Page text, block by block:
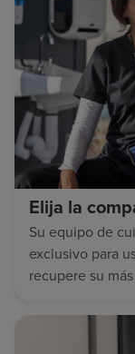
Elija la
Su equipo de
exclusivo para
recupere su